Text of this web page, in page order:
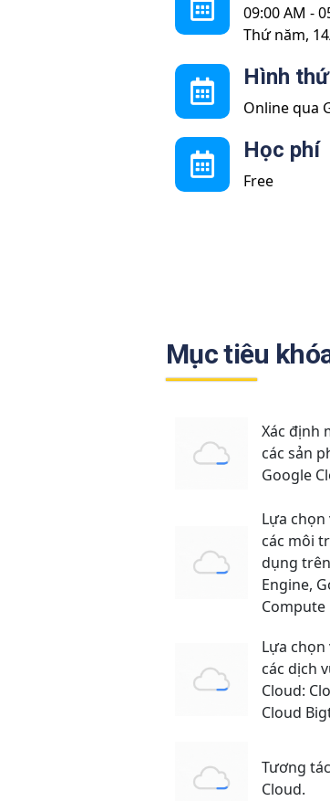
09:00 AM -
Thứ năm,
Hình
Online qua
Học phí
Free
Mục tiêu
Xác định
các sản
Google
Lựa
các môi
dụng
Engine,
Compute
Lựa
các dịch
Cloud:
Cloud
Tương
Cloud.